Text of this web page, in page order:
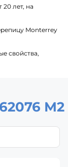
20 лет, на
Monterrey
свойства,
2076 М2